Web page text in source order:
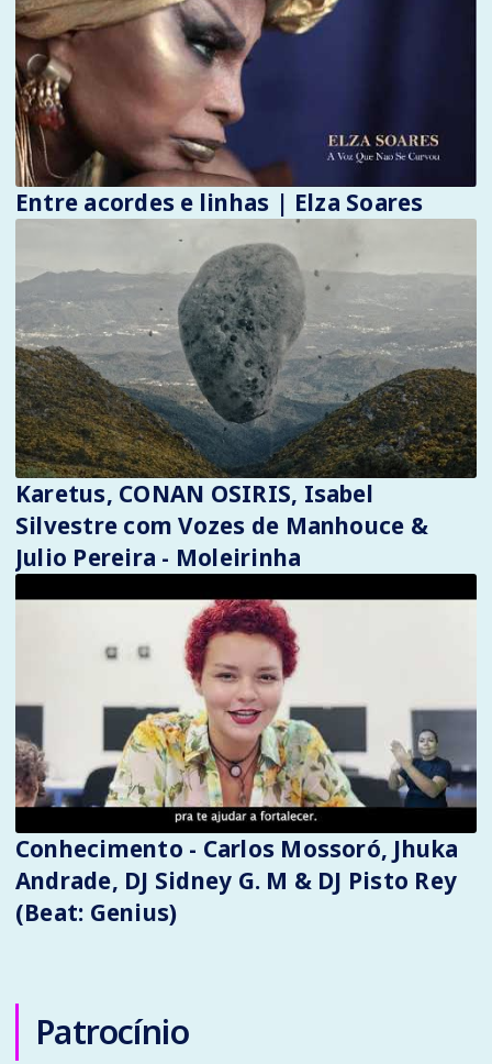
Entre acordes e linhas | Elza Soares
Karetus, CONAN OSIRIS, Isabel
Silvestre com Vozes de Manhouce &
Julio Pereira - Moleirinha
Conhecimento - Carlos Mossoró, Jhuka
Andrade, DJ Sidney G. M & DJ Pisto Rey
(Beat: Genius)
Patrocínio